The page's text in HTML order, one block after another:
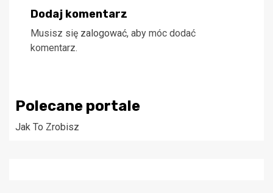
Dodaj komentarz
Musisz się zalogować, aby móc dodać
komentarz.
Polecane portale
Jak To Zrobisz